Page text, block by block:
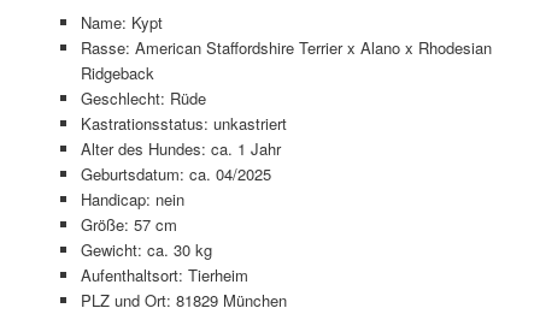
Name: Kypt
Rasse: American Staffordshire Terrier x Alano x Rhodesian
Ridgeback
Geschlecht: Rüde
Kastrationsstatus: unkastriert
Alter des Hundes: ca. 1 Jahr
Geburtsdatum: ca. 04/2025
Handicap: nein
Größe: 57 cm
Gewicht: ca. 30 kg
Aufenthaltsort: Tierheim
PLZ und Ort: 81829 München